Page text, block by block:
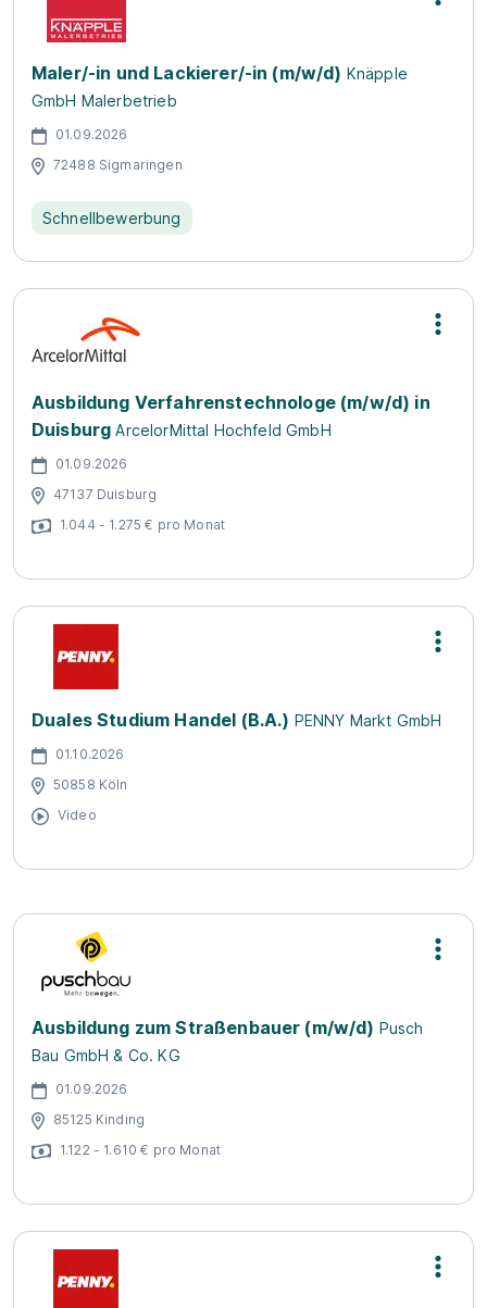
Maler/-in und Lackierer/-in (m/w/d) Knäpple
GmbH Malerbetrieb
01.09.2026
72488 Sigmaringen
Schnellbewerbung
Ausbildung Verfahrenstechnologe (m/w/d) in
Duisburg ArcelorMittal Hochfeld GmbH
01.09.2026
47137 Duisburg
1.044 - 1.275 € pro Monat
Duales Studium Handel (B.A.) PENNY Markt GmbH
01.10.2026
50858 Köln
Video
Ausbildung zum Straßenbauer (m/w/d) Pusch
Bau GmbH & Co. KG
01.09.2026
85125 Kinding
1.122 - 1.610 € pro Monat